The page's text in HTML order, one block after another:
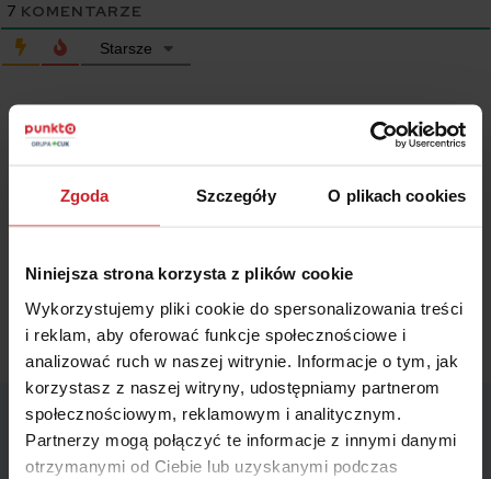
Zgoda Szczegóły O plikach cookies
Niniejsza strona korzysta z plików cookie
Wykorzystujemy pliki cookie do spersonalizowania treści
i reklam, aby oferować funkcje społecznościowe i
analizować ruch w naszej witrynie. Informacje o tym, jak
korzystasz z naszej witryny, udostępniamy partnerom
społecznościowym, reklamowym i analitycznym.
Partnerzy mogą połączyć te informacje z innymi danymi
otrzymanymi od Ciebie lub uzyskanymi podczas
7 KOMENTARZE
Starsze
Wszystkie treści prezentowane na łamach niniejszej witryny
internetowej mają charakter wyłącznie informacyjno-edukacyjny,
powinny stanowić podstawy przy podejmowaniu decyzji
właściciel strony internetowej ani autorzy nie ponoszą jakiejkolwiek
odpowiedzialności.
Najnowsze artykuły